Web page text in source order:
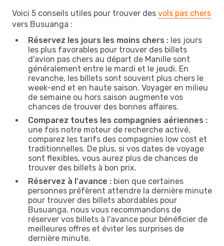
Voici 5 conseils utiles pour trouver des vols pas chers
vers Busuanga :
Réservez les jours les moins chers : les jours
les plus favorables pour trouver des billets
d'avion pas chers au départ de Manille sont
généralement entre le mardi et le jeudi. En
revanche, les billets sont souvent plus chers le
week-end et en haute saison. Voyager en milieu
de semaine ou hors saison augmente vos
chances de trouver des bonnes affaires.
Comparez toutes les compagnies aériennes :
une fois notre moteur de recherche activé,
comparez les tarifs des compagnies low cost et
traditionnelles. De plus, si vos dates de voyage
sont flexibles, vous aurez plus de chances de
trouver des billets à bon prix.
Réservez à l'avance : bien que certaines
personnes préfèrent attendre la dernière minute
pour trouver des billets abordables pour
Busuanga, nous vous recommandons de
réserver vos billets à l'avance pour bénéficier de
meilleures offres et éviter les surprises de
dernière minute.